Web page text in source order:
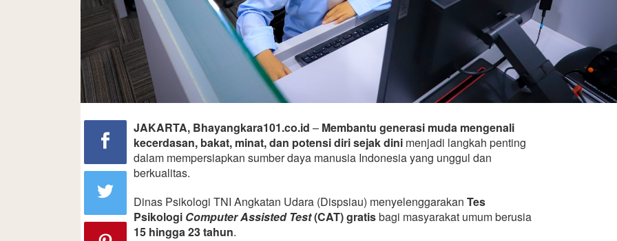
JAKARTA, Bhayangkara101.co.id – Membantu generasi muda mengenali
kecerdasan, bakat, minat, dan potensi diri sejak dinimenjadi langkah penting
dalam mempersiapkan sumber daya manusia Indonesia yang unggul dan
berkualitas.
Dinas Psikologi TNI Angkatan Udara (Dispsiau) menyelenggarakan Tes
Psikologi Computer Assisted Test(CAT) gratisbagi masyarakat umum berusia
15 hingga 23 tahun.